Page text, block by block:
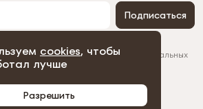
cookies, чтобы
лучше
Разрешить
Подписаться
персональных данных
вы соглашаетесь с обработкой персональных
конфиденциальности